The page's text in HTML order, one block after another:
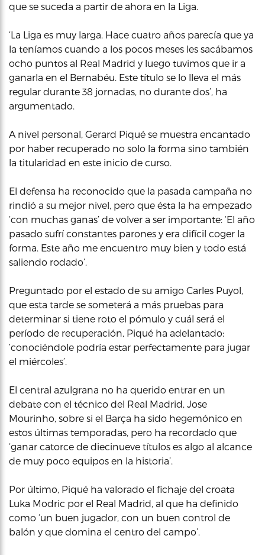
que se suceda a partir de ahora en la Liga.
‘La Liga es muy larga. Hace cuatro años parecía que ya
la teníamos cuando a los pocos meses les sacábamos
ocho puntos al Real Madrid y luego tuvimos que ir a
ganarla en el Bernabéu. Este título se lo lleva el más
regular durante 38 jornadas, no durante dos’, ha
argumentado.
A nivel personal, Gerard Piqué se muestra encantado
por haber recuperado no solo la forma sino también
la titularidad en este inicio de curso.
El defensa ha reconocido que la pasada campaña no
rindió a su mejor nivel, pero que ésta la ha empezado
‘con muchas ganas’ de volver a ser importante: ‘El año
pasado sufrí constantes parones y era difícil coger la
forma. Este año me encuentro muy bien y todo está
saliendo rodado’.
Preguntado por el estado de su amigo Carles Puyol,
que esta tarde se someterá a más pruebas para
determinar si tiene roto el pómulo y cuál será el
período de recuperación, Piqué ha adelantado:
‘conociéndole podría estar perfectamente para jugar
el miércoles’.
El central azulgrana no ha querido entrar en un
debate con el técnico del Real Madrid, Jose
Mourinho, sobre si el Barça ha sido hegemónico en
estos últimas temporadas, pero ha recordado que
‘ganar catorce de diecinueve títulos es algo al alcance
de muy poco equipos en la historia’.
Por último, Piqué ha valorado el fichaje del croata
Luka Modric por el Real Madrid, al que ha definido
como ‘un buen jugador, con un buen control de
balón y que domina el centro del campo’.